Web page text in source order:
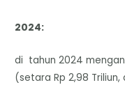
2024:
di tahun 2024
(setara Rp 2,98 Triliun,